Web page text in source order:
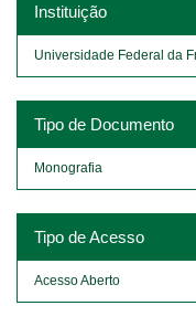
Instituição
Universidade Federal da
Tipo de Documento
Monografia
Tipo de Acesso
Acesso Aberto